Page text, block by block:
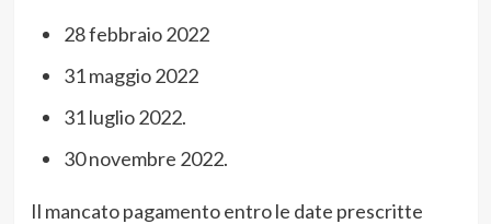
28 febbraio 2022
31 maggio 2022
31 luglio 2022.
30 novembre 2022.
Il mancato pagamento entro le date prescritte